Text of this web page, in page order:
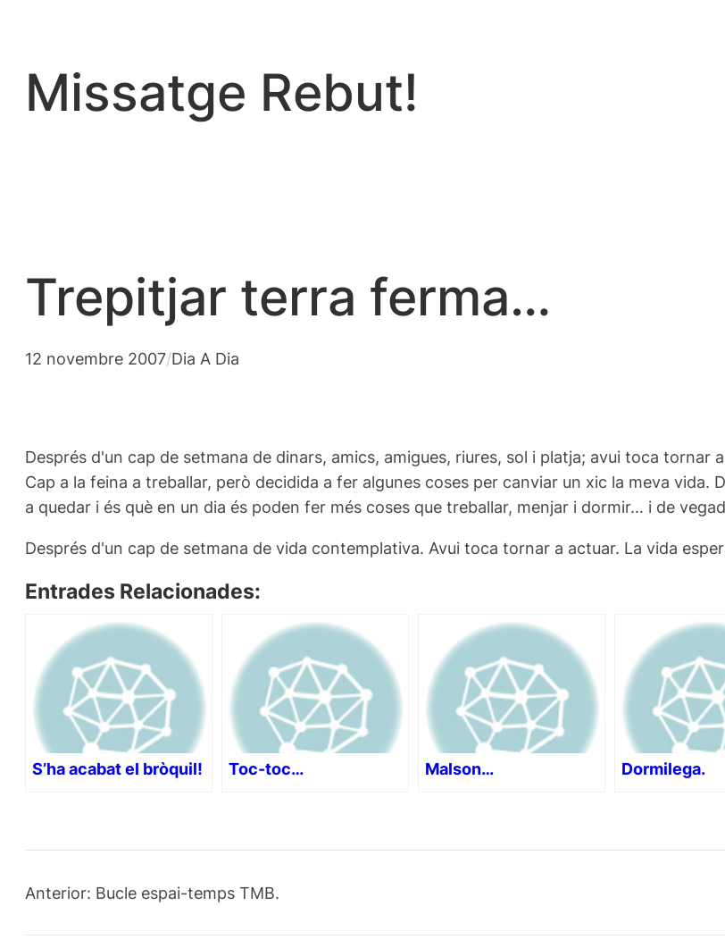
contingut
Missatge Rebut!
Trepitjar terra ferma…
12 novembre 2007/Dia A Dia
Després d'un cap de setmana de dinars, amics, amigues, riures, sol i platja; avui toca tornar
Cap a la feina a treballar, però decidida a fer algunes coses per canviar un xic la meva vida.
a quedar i és què en un dia és poden fer més coses que treballar, menjar i dormir… i de
Després d'un cap de setmana de vida contemplativa. Avui toca tornar a actuar. La vida
Entrades Relacionades:
S’ha acabat el bròquil! Toc-toc… Malson… Dormilega.
Anterior: Bucle espai-temps TMB.